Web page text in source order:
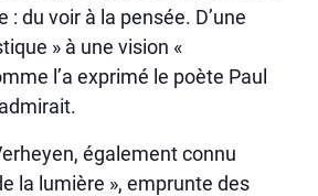
: du voir à la pensée. D’une
» à une vision «
l’a exprimé le poète Paul
également connu
la lumière », emprunte des